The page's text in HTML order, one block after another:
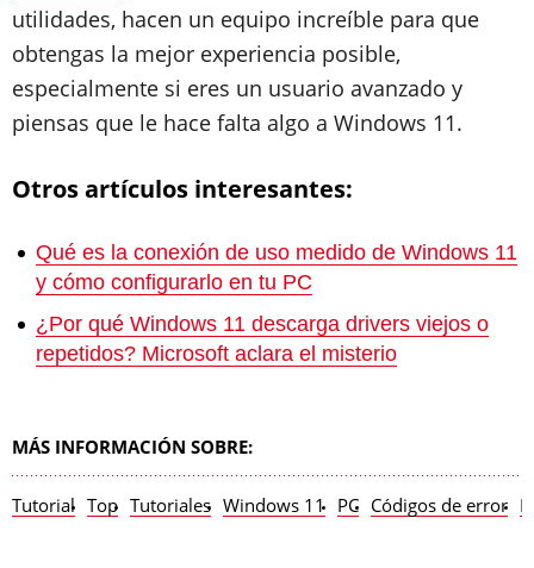
utilidades, hacen un equipo increíble para que
obtengas la mejor experiencia posible,
especialmente si eres un usuario avanzado y
piensas que le hace falta algo a Windows 11.
Otros artículos interesantes:
Qué es la conexión de uso medido de Windows 11
y cómo configurarlo en tu PC
¿Por qué Windows 11 descarga drivers viejos o
repetidos? Microsoft aclara el misterio
MÁS INFORMACIÓN SOBRE:
Tutorial Top Tutoriales Windows 11 PC Códigos de error